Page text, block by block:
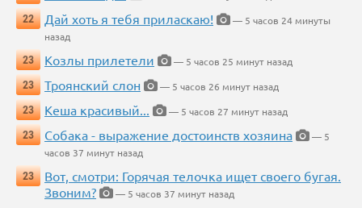
22
Дай хоть я тебя приласкаю!
— 5 часов 24 минуты
назад
23
Козлы прилетели
— 5 часов 25 минут назад
23
Троянский слон
— 5 часов 26 минут назад
23
Кеша красивый...
— 5 часов 27 минут назад
23
Собака - выражение достоинств хозяина
— 5
часов 37 минут назад
23
Вот, смотри: Горячая телочка ищет своего бугая.
Звоним?
— 5 часов 37 минут назад